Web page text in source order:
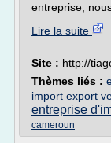
entreprise,
Lire la suite
Site : http://
Thèmes liés :
import export
entreprise
cameroun